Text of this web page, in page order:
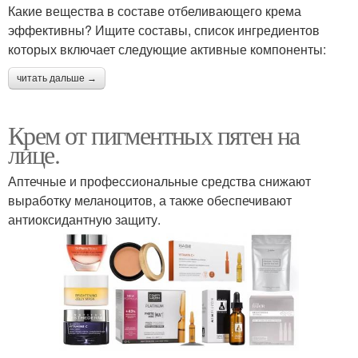
Какие вещества в составе отбеливающего крема
эффективны? Ищите составы, список ингредиентов
которых включает следующие активные компоненты:
читать дальше →
Крем от пигментных пятен на
лице.
Аптечные и профессиональные средства снижают
выработку меланоцитов, а также обеспечивают
антиоксидантную защиту.